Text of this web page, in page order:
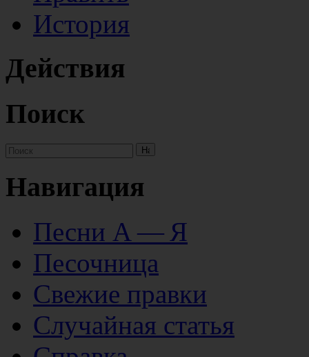
История
Действия
Поиск
Навигация
Песни А — Я
Песочница
Свежие правки
Случайная статья